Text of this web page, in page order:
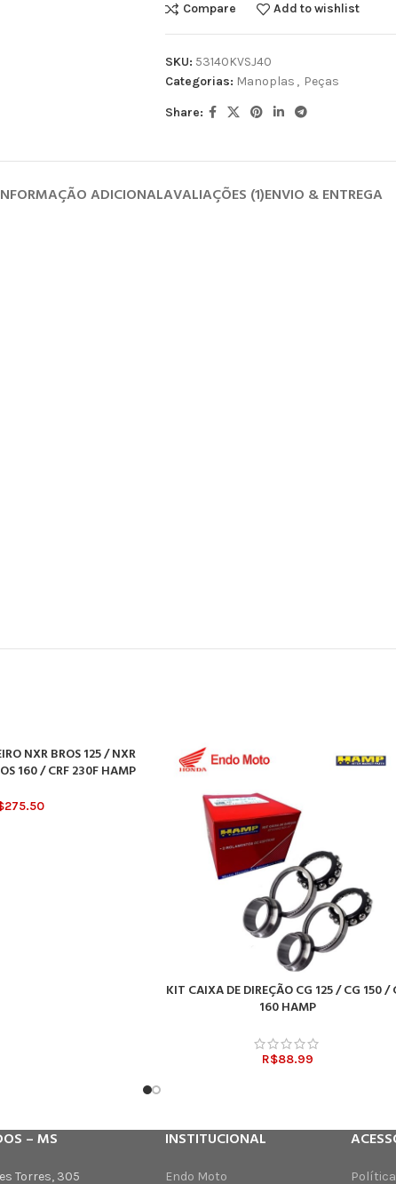
Compare Add to wishlist
SKU: 53140KVSJ40
Categorias: Manoplas , Peças
Share:
ADICIONALAVALIAÇÕES (1)ENVIO & ENTREGA
NXR BROS 125 / NXR
160 / CRF 230F HAMP
275.50
ADICIONAR AO CARRINHO
KIT CAIXA DE DIREÇÃO CG 125 / CG 150 /
160 HAMP
R$88.99
– MS
Torres, 305
INSTITUCIONAL
Endo Moto